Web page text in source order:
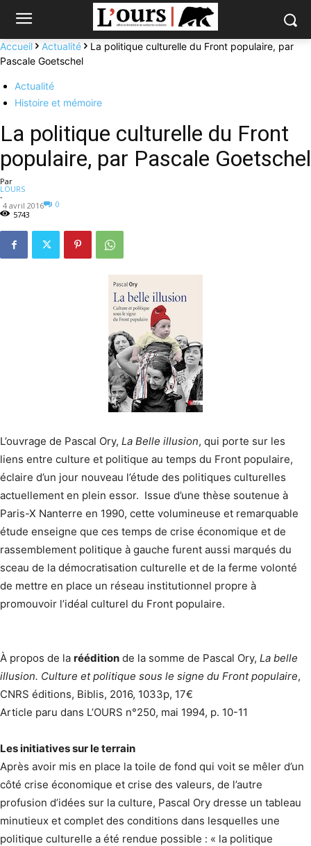
Accueil Actualité
La politique culturelle du Front populaire, par
Pascale Goetschel
Actualité
Histoire et mémoire
La politique culturelle du Front
populaire, par Pascale Goetschel
Par
LOURS
-
4 avril 2016
0
5743
L’ouvrage de Pascal Ory, La Belle illusion, qui porte sur les
liens entre culture et politique au temps du Front populaire,
éclaire d’un jour nouveau l’étude des politiques culturelles
actuellement en plein essor. Issue d’une thèse soutenue à
Paris-X Nanterre en 1990, cette volumineuse et remarquable
étude enseigne que ces temps de crise économique et de
rassemblement politique à gauche furent aussi marqués du
sceau de la démocratisation culturelle et de la ferme volonté
de mettre en place un réseau institutionnel propre à
promouvoir l’idéal culturel du Front populaire.
À propos de la réédition de la somme de Pascal Ory, La belle
illusion. Culture et politique sous le signe du Front populaire,
CNRS éditions, Biblis, 2016, 1033p, 17€
Article paru dans L’OURS n°250, mai 1994, p. 10-11
Les initiatives sur le terrain
Après avoir mis en place la toile de fond qui voit se mêler d’un
côté crise économique et crise des valeurs, de l’autre
profusion d’idées sur la culture, Pascal Ory dresse un tableau
minutieux et complet des conditions dans lesquelles une
politique culturelle a été rendue possible : « la politique